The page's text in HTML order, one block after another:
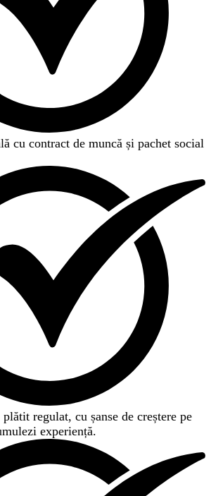
cu contract de muncă și pachet social
regulat, cu șanse de creștere pe
experiență.